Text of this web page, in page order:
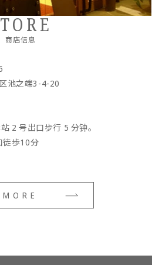
商店信息
池之端3-4-20
2 号出口步行 5 分钟。
徒歩10分
MORE